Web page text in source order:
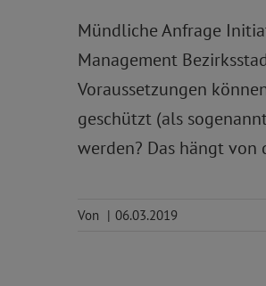
Mündliche Anfrage
Management
Voraussetzungen
geschützt (als
werden? Das hängt von
Von | 06.03.2019